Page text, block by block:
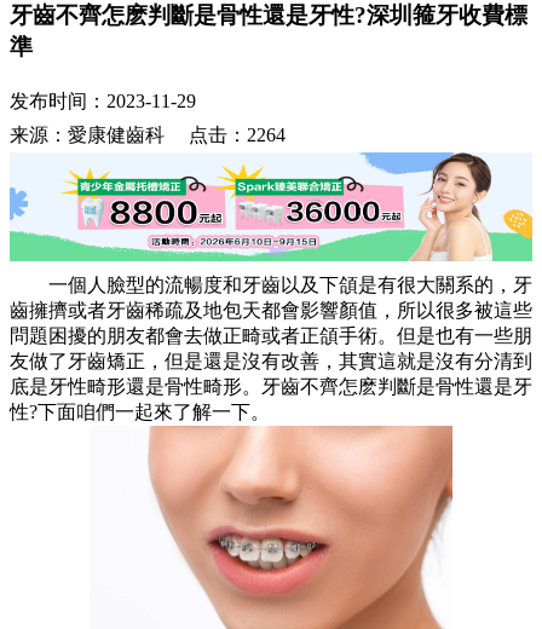
牙齒不齊怎麽判斷是骨性還是牙性?深圳箍牙收費標
準
发布时间：2023-11-29
来源：愛康健齒科 点击：2264
一個人臉型的流暢度和牙齒以及下頜是有很大關系的，牙
齒擁擠或者牙齒稀疏及地包天都會影響顏值，所以很多被這些
問題困擾的朋友都會去做正畸或者正頜手術。但是也有一些朋
友做了牙齒矯正，但是還是沒有改善，其實這就是沒有分清到
底是牙性畸形還是骨性畸形。牙齒不齊怎麽判斷是骨性還是牙
性?下面咱們一起來了解一下。